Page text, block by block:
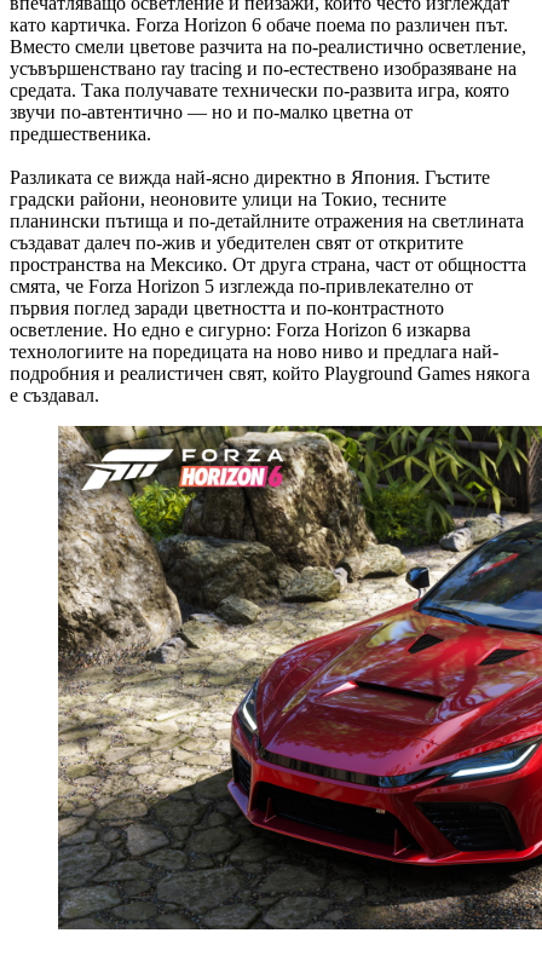
като картичка. Forza Horizon 6 обаче поема по различен път.
Вместо смели цветове разчита на по-реалистично осветление,
усъвършенствано ray tracing и по-естествено изобразяване на
средата. Така получавате технически по-развита игра, която
звучи по-автентично — но и по-малко цветна от
предшественика.
Разликата се вижда най-ясно директно в Япония. Гъстите
градски райони, неоновите улици на Токио, тесните
планински пътища и по-детайлните отражения на светлината
създават далеч по-жив и убедителен свят от откритите
пространства на Мексико. От друга страна, част от общността
смята, че Forza Horizon 5 изглежда по-привлекателно от
първия поглед заради цветността и по-контрастното
осветление. Но едно е сигурно: Forza Horizon 6 изкарва
технологиите на поредицата на ново ниво и предлага най-
подробния и реалистичен свят, който Playground Games някога
е създавал.